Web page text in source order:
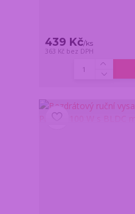
439 Kč/ks
363 Kč bez DPH